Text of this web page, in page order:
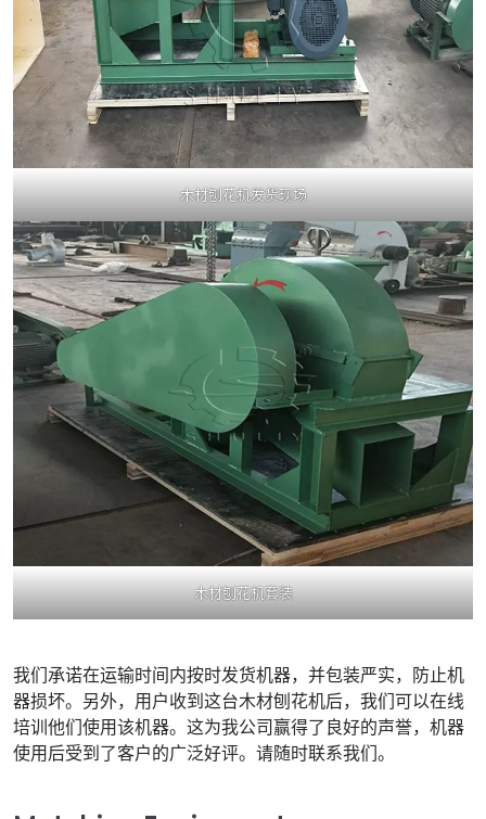
木材刨花机发货现场
木材刨花机套装
我们承诺在运输时间内按时发货机器，并包装严实，防止机
器损坏。另外，用户收到这台木材刨花机后，我们可以在线
培训他们使用该机器。这为我公司赢得了良好的声誉，机器
使用后受到了客户的广泛好评。请随时联系我们。